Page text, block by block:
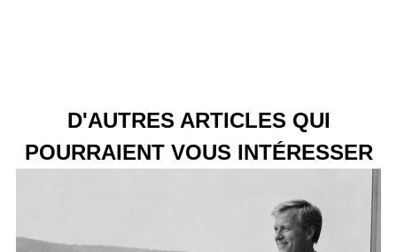
D'AUTRES ARTICLES QUI
POURRAIENT VOUS INTÉRESSER